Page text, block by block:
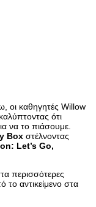
οι καθηγητές Willow
ότι
να το πιάσουμε.
Box στέλνοντας
Let’s Go,
περισσότερες
το αντικείμενο στα